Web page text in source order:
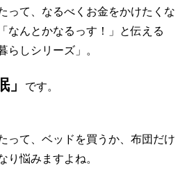
って、なるべくお金をかけたくな
なんとかなるっす！」と伝える
らしシリーズ」。
」 です。
って、ベッドを買うか、布団だけ
り悩みますよね。